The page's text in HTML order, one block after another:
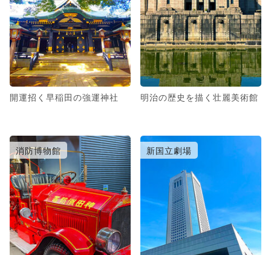
開運招く早稲田の強運神社 明治の歴史を描く壮麗美術館
消防博物館 新国立劇場